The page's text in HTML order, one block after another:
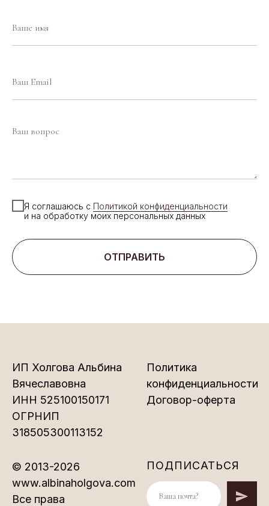
Я соглашаюсь с Политикой конфиденциальности
и на обработку моих персональных данных
ОТПРАВИТЬ
ИП Холгова Альбина
Вячеславовна
ИНН 525100150171
ОГРНИП
318505300113152
Политика
конфиденциальности
Договор-оферта
© 2013-2026
www.albinaholgova.com
Все права
ПОДПИСАТЬСЯ